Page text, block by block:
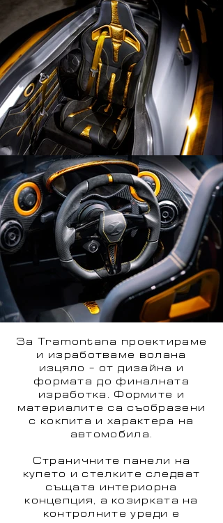
За Tramontana проектираме
и изработваме волана
изцяло – от дизайна и
формата до финалната
изработка. Формите и
материалите са съобразени
с кокпита и характера на
автомобила.
Страничните панели на
купето и стелките следват
същата интериорна
концепция, а козирката на
контролните уреди е